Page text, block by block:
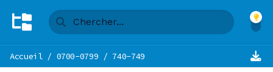
Accueil/ 0700-0799 / 740-749